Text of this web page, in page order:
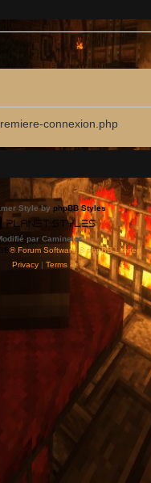
connexion.php
Style by phpBB Styles
par Caminelot.
® Forum Software © phpBB Limited
Privacy| Terms